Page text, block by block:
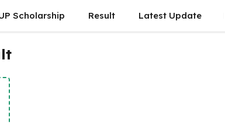
Scholarship Result Latest Update